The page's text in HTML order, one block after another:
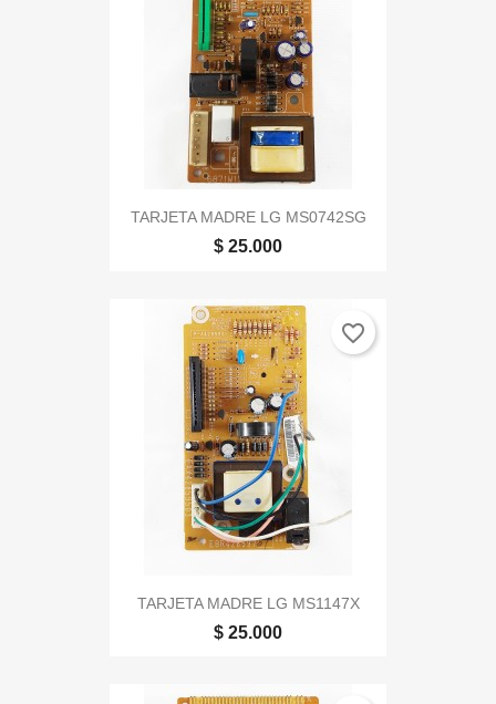
TARJETA MADRE LG MS0742SG
$ 25.000
TARJETA MADRE LG MS1147X
$ 25.000
favorite_border